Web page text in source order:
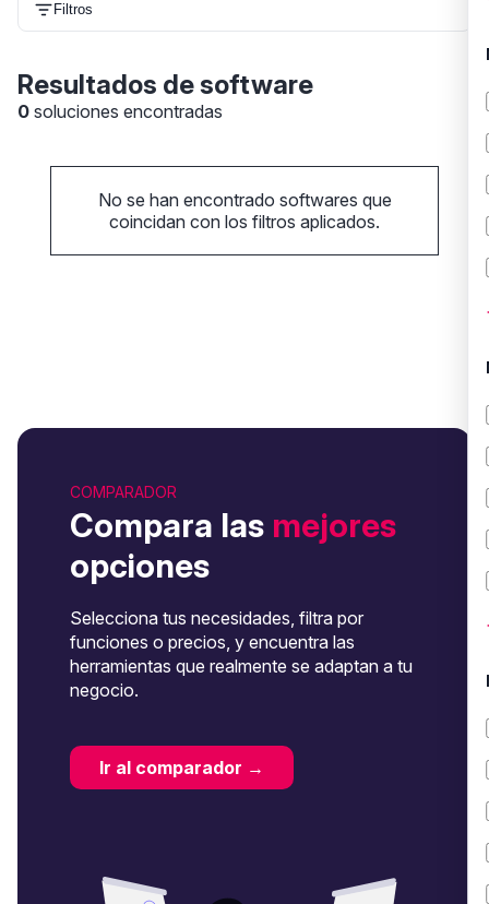
Filtros
Resultados de software
0 soluciones encontradas
No se han encontrado softwares que
coincidan con los filtros aplicados.
COMPARADOR
Compara las mejores
opciones
Selecciona tus necesidades, filtra por
funciones o precios, y encuentra las
herramientas que realmente se adaptan a tu
negocio.
Ir al comparador →